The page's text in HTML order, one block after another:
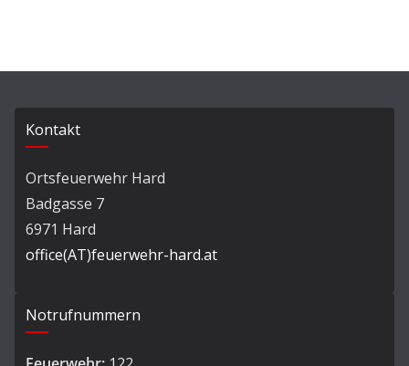
Kontakt
Ortsfeuerwehr Hard
Badgasse 7
6971 Hard
office(AT)feuerwehr-hard.at
Notrufnummern